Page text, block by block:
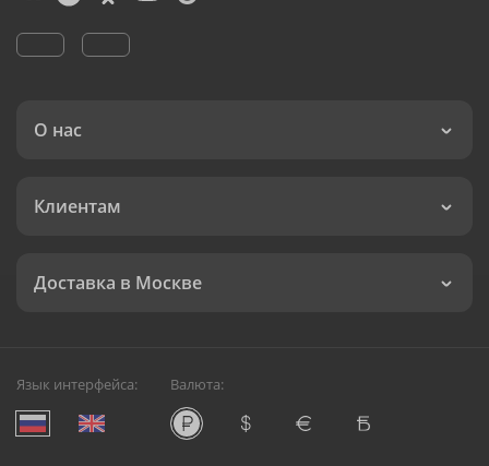
О нас
Клиентам
Доставка в Москве
Язык интерфейса: Валюта: